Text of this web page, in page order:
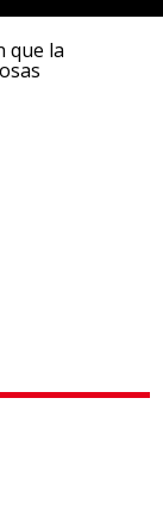
que la